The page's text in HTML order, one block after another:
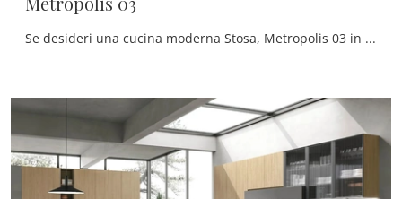
Se desideri una cucina moderna Stosa, Metropolis 03 in legno ti aspetta nel nostro negozio di Cucine Moderne con penisola.